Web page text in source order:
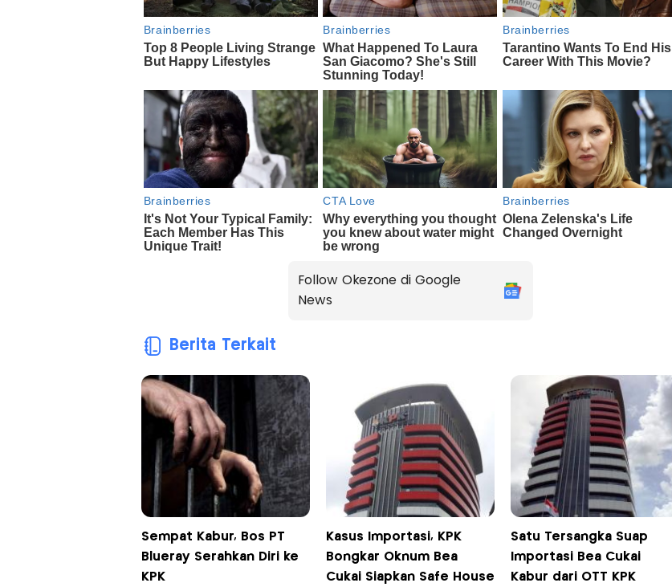
Follow Okezone di Google
News
Berita Terkait
Sempat Kabur, Bos PT
Blueray Serahkan Diri ke
KPK
Kasus Importasi, KPK
Bongkar Oknum Bea
Cukai Siapkan Safe House
Satu Tersangka Suap
Importasi Bea Cukai
Kabur dari OTT KPK